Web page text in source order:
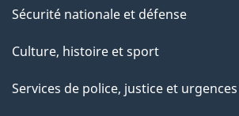
Sécurité nationale et défense
Culture, histoire et sport
Services de police, justice et urgences